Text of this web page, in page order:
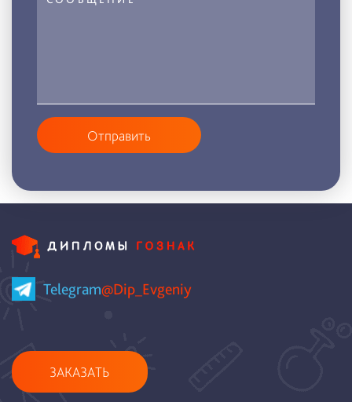
Отправить
Telegram@Dip_Evgeniy
ЗАКАЗАТЬ